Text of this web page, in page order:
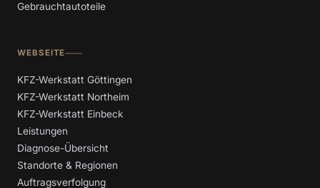
Gebrauchtautoteile
WEBSEITE
KFZ-Werkstatt Göttingen
KFZ-Werkstatt Northeim
KFZ-Werkstatt Einbeck
Leistungen
Diagnose-Übersicht
Standorte & Regionen
Auftragsverfolgung